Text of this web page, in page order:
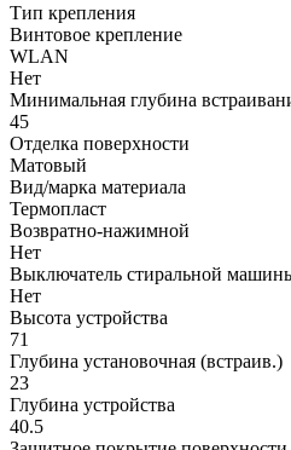
Тип крепления
Винтовое крепление
WLAN
Нет
Минимальная глубина
45
Отделка поверхности
Матовый
Вид/марка материала
Термопласт
Возвратно-нажимной
Нет
Выключатель стиральной
Нет
Высота устройства
71
Глубина установочная (встраив.)
23
Глубина устройства
40.5